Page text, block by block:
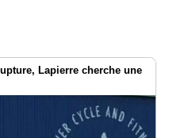
Lapierre cherche une